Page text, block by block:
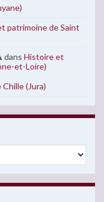
patrimoine de Saint
dans Histoire et
et-Loire)
(Jura)